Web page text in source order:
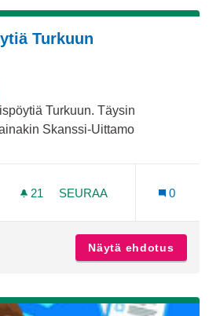
Turkuun
Turkuun. Täysin
Skanssi-Uittamo
21 21 SEURAAJAA
SEURAA
0
Näytä ehdotus